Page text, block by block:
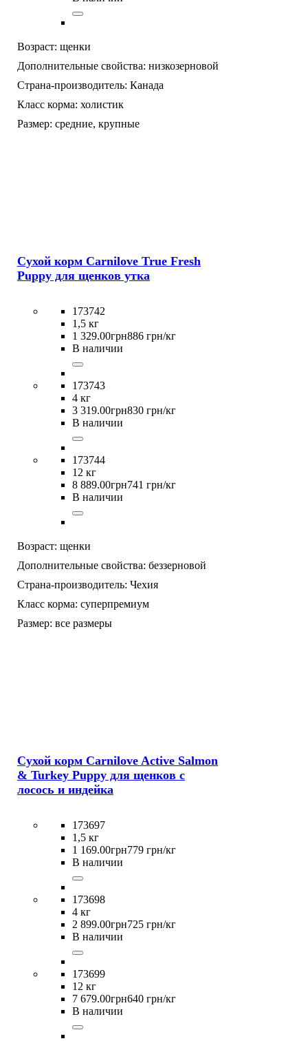
Возраст: щенки
Дополнительные свойства: низкозерновой
Страна-производитель: Канада
Класс корма: холистик
Размер: средние, крупные
Сухой корм Carnilove True Fresh
Puppy для щенков утка
173742
1,5 кг
1 329.00грн886 грн/кг
В наличии
173743
4 кг
3 319.00грн830 грн/кг
В наличии
173744
12 кг
8 889.00грн741 грн/кг
В наличии
Возраст: щенки
Дополнительные свойства: беззерновой
Страна-производитель: Чехия
Класс корма: суперпремиум
Размер: все размеры
Сухой корм Carnilove Active Salmon
& Turkey Puppy для щенков с
лосось и индейка
173697
1,5 кг
1 169.00грн779 грн/кг
В наличии
173698
4 кг
2 899.00грн725 грн/кг
В наличии
173699
12 кг
7 679.00грн640 грн/кг
В наличии